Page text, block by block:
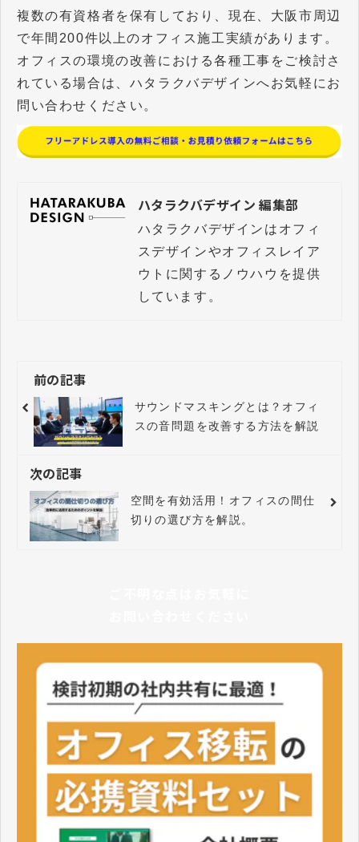
複数の有資格者を保有しており、現在、大阪市周辺
で年間200件以上のオフィス施工実績があります。
オフィスの環境の改善における各種工事をご検討さ
れている場合は、ハタラクバデザインへお気軽にお
問い合わせください。
ハタラクバデザイン 編集部
ハタラクバデザインはオフィ
スデザインやオフィスレイア
ウトに関するノウハウを提供
しています。
前の記事
サウンドマスキングとは？オフィ
スの音問題を改善する方法を解説
次の記事
空間を有効活用！オフィスの間仕
切りの選び方を解説。